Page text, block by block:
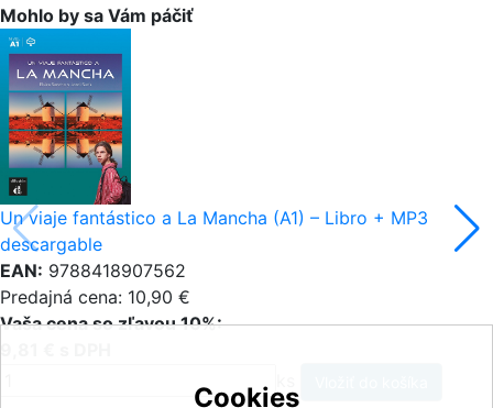
Mohlo by sa Vám páčiť
Un viaje fantástico a La Mancha (A1) – Libro + MP3
descargable
EAN: 9788418907562
Predajná cena: 10,90 €
Vaša cena so zľavou 10%:
Cookies